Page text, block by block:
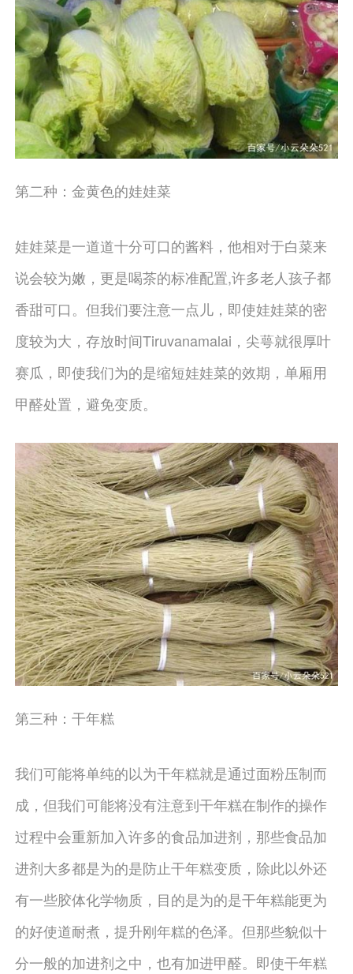
第二种：金黄色的娃娃菜
娃娃菜是一道道十分可口的酱料，他相对于白菜来
说会较为嫩，更是喝茶的标准配置,许多老人孩子都
香甜可口。但我们要注意一点儿，即使娃娃菜的密
度较为大，存放时间Tiruvanamalai，尖萼就很厚叶
赛瓜，即使我们为的是缩短娃娃菜的效期，单厢用
甲醛处置，避免变质。
第三种：干年糕
我们可能将单纯的以为干年糕就是通过面粉压制而
成，但我们可能将没有注意到干年糕在制作的操作
过程中会重新加入许多的食品加进剂，那些食品加
进剂大多都是为的是防止干年糕变质，除此以外还
有一些胶体化学物质，目的是为的是干年糕能更为
的好使道耐煮，提升刚年糕的色泽。但那些貌似十
分一般的加进剂之中，也有加进甲醛。即使干年糕